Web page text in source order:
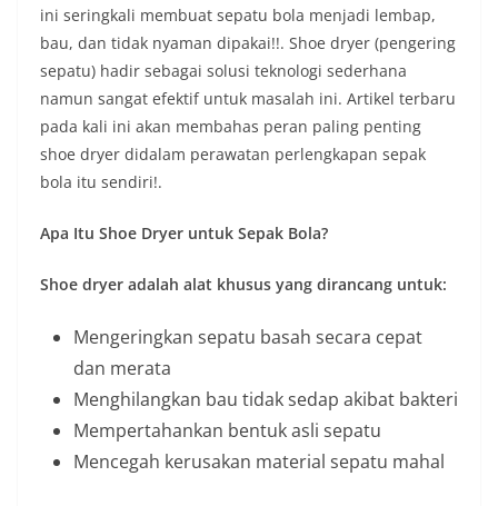
ini seringkali membuat sepatu bola menjadi lembap,
bau, dan tidak nyaman dipakai!!. Shoe dryer (pengering
sepatu) hadir sebagai solusi teknologi sederhana
namun sangat efektif untuk masalah ini. Artikel terbaru
pada kali ini akan membahas peran paling penting
shoe dryer didalam perawatan perlengkapan sepak
bola itu sendiri!.
Apa Itu Shoe Dryer untuk Sepak Bola?
Shoe dryer adalah alat khusus yang dirancang untuk:
Mengeringkan sepatu basah secara cepat
dan merata
Menghilangkan bau tidak sedap akibat bakteri
Mempertahankan bentuk asli sepatu
Mencegah kerusakan material sepatu mahal